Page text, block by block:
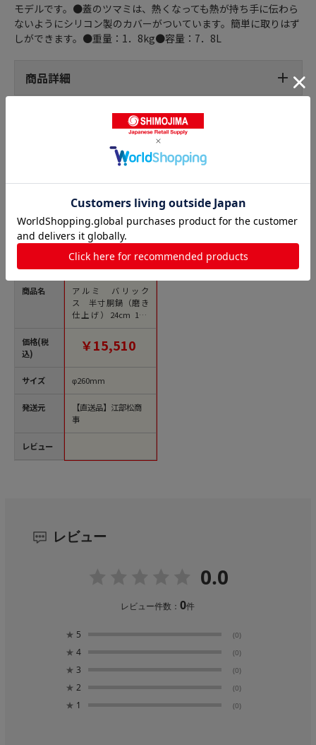
モデルです。●蓋のツマミは、熱くなっても熱が持ち手に伝わら
ないようにシリコン製のカバーがついています。簡単に取りはず
しができます。●重量：1．8kg●容量：7．8L
商品詳細
半寸胴鍋の人気商品との比較
商品名
価格(税
込)
サイズ
発送元
レビュー
アルミ バリック
ス 半寸胴鍋（磨き
仕上げ）24cm 1個
（ご注文単位1個）
【直送品】
￥15,510
φ260mm
【直送品】江部松商
事
レビュー
0.0
レビュー件数：0件
★ 5 (0)
★ 4 (0)
★ 3 (0)
★ 2 (0)
★ 1 (0)